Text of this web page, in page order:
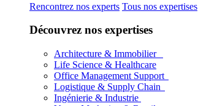
Rencontrez nos experts Tous nos expertises
Découvrez nos expertises
Architecture & Immobilier
Life Science & Healthcare
Office Management Support
Logistique & Supply Chain
Ingénierie & Industrie